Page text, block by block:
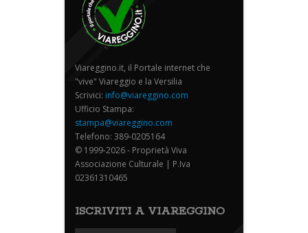
Viareggino.it, il Portale internet che
"vive" Viareggio e la Versilia
Scrivici: info@viareggino.com
Ufficio Stampa:
stampa@viareggino.com
Telefono: 389-0205164
© 1999-2026 - Proprietà Viva
Associazione Culturale | P.Iva
02361310465
ISCRIVITI A VIAREGGINO